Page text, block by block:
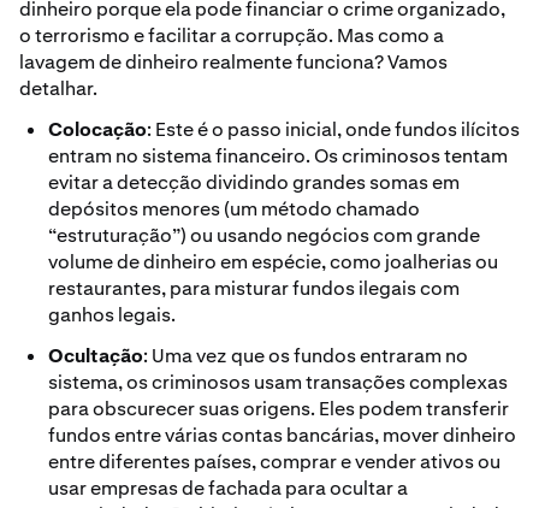
dinheiro porque ela pode financiar o crime organizado,
o terrorismo e facilitar a corrupção. Mas como a
lavagem de dinheiro realmente funciona? Vamos
detalhar.
Colocação: Este é o passo inicial, onde fundos ilícitos
entram no sistema financeiro. Os criminosos tentam
evitar a detecção dividindo grandes somas em
depósitos menores (um método chamado
“estruturação”) ou usando negócios com grande
volume de dinheiro em espécie, como joalherias ou
restaurantes, para misturar fundos ilegais com
ganhos legais.
Ocultação: Uma vez que os fundos entraram no
sistema, os criminosos usam transações complexas
para obscurecer suas origens. Eles podem transferir
fundos entre várias contas bancárias, mover dinheiro
entre diferentes países, comprar e vender ativos ou
usar empresas de fachada para ocultar a